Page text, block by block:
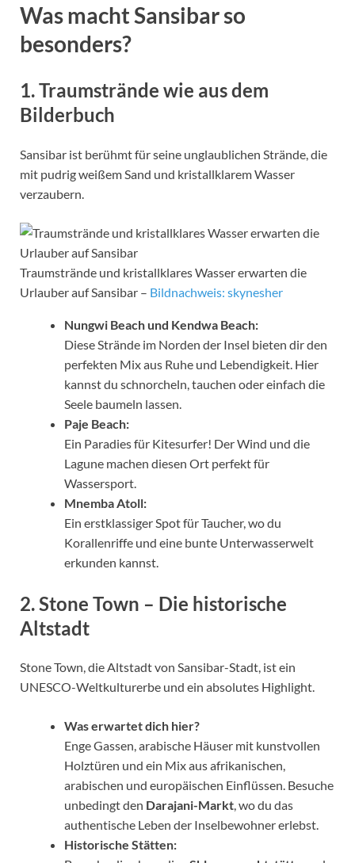
Was macht Sansibar so
besonders?
1. Traumstrände wie aus dem
Bilderbuch
Sansibar ist berühmt für seine unglaublichen Strände, die
mit pudrig weißem Sand und kristallklarem Wasser
verzaubern.
Traumstrände und kristallklares Wasser erwarten die
Urlauber auf Sansibar – Bildnachweis: skynesher
Nungwi Beach und Kendwa Beach:
Diese Strände im Norden der Insel bieten dir den
perfekten Mix aus Ruhe und Lebendigkeit. Hier
kannst du schnorcheln, tauchen oder einfach die
Seele baumeln lassen.
Paje Beach:
Ein Paradies für Kitesurfer! Der Wind und die
Lagune machen diesen Ort perfekt für
Wassersport.
Mnemba Atoll:
Ein erstklassiger Spot für Taucher, wo du
Korallenriffe und eine bunte Unterwasserwelt
erkunden kannst.
2. Stone Town – Die historische
Altstadt
Stone Town, die Altstadt von Sansibar-Stadt, ist ein
UNESCO-Weltkulturerbe und ein absolutes Highlight.
Was erwartet dich hier?
Enge Gassen, arabische Häuser mit kunstvollen
Holztüren und ein Mix aus afrikanischen,
arabischen und europäischen Einflüssen. Besuche
unbedingt den Darajani-Markt, wo du das
authentische Leben der Inselbewohner erlebst.
Historische Stätten: